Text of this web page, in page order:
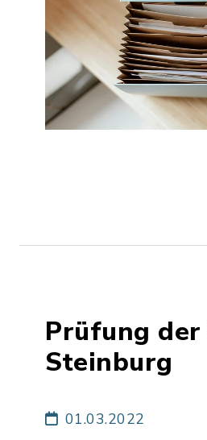
Prüfung der
Steinburg
01.03.2022